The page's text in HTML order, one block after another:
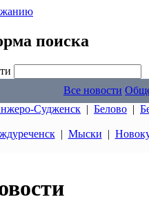
поиска
Все новости
Судженск | Белово |
| Мыски |